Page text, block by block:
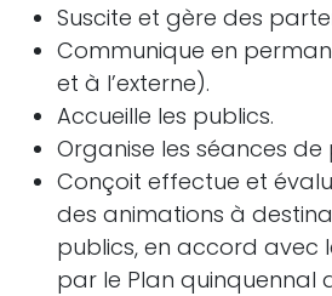
Suscite et gère des
Communique en
et à l’externe).
Accueille les publics.
Organise les séances de
Conçoit effectue et
des animations à
publics, en accord avec
par le Plan quinquennal